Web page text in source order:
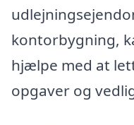
kontorbygning,
hjælpe med at
opgaver og